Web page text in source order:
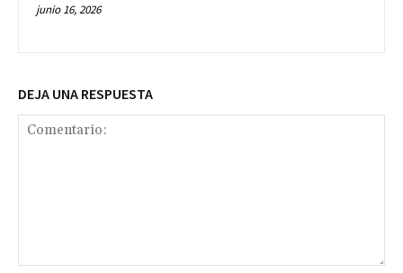
junio 16, 2026
DEJA UNA RESPUESTA